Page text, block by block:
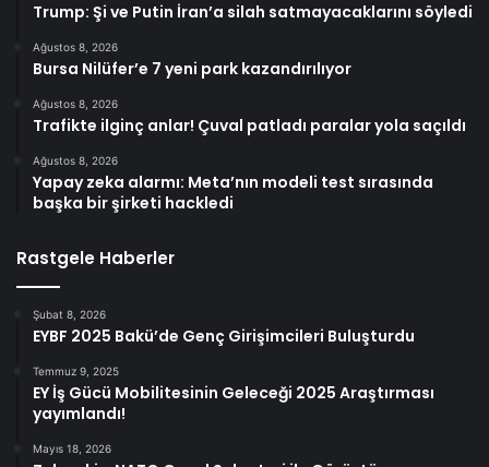
Trump: Şi ve Putin İran’a silah satmayacaklarını söyledi
Ağustos 8, 2026
Bursa Nilüfer’e 7 yeni park kazandırılıyor
Ağustos 8, 2026
Trafikte ilginç anlar! Çuval patladı paralar yola saçıldı
Ağustos 8, 2026
Yapay zeka alarmı: Meta’nın modeli test sırasında
başka bir şirketi hackledi
Rastgele Haberler
Şubat 8, 2026
EYBF 2025 Bakü’de Genç Girişimcileri Buluşturdu
Temmuz 9, 2025
EY İş Gücü Mobilitesinin Geleceği 2025 Araştırması
yayımlandı!
Mayıs 18, 2026